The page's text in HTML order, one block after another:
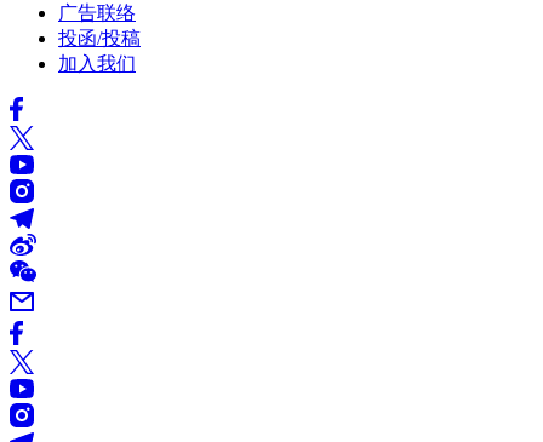
广告联络
投函/投稿
加入我们